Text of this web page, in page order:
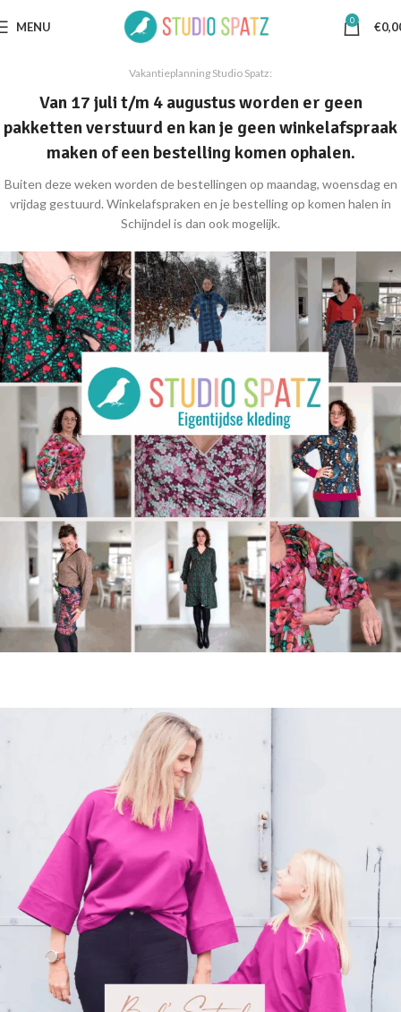
MENU 0 €
Vakantieplanning Studio Spatz:
Van 17 juli t/m 4 augustus worden er geen
pakketten verstuurd en kan je geen winkelafspraak
maken of een bestelling komen ophalen.
Buiten deze weken worden de bestellingen op maandag, woensdag en
vrijdag gestuurd. Winkelafspraken en je bestelling op komen halen in
Schijndel is dan ook mogelijk.